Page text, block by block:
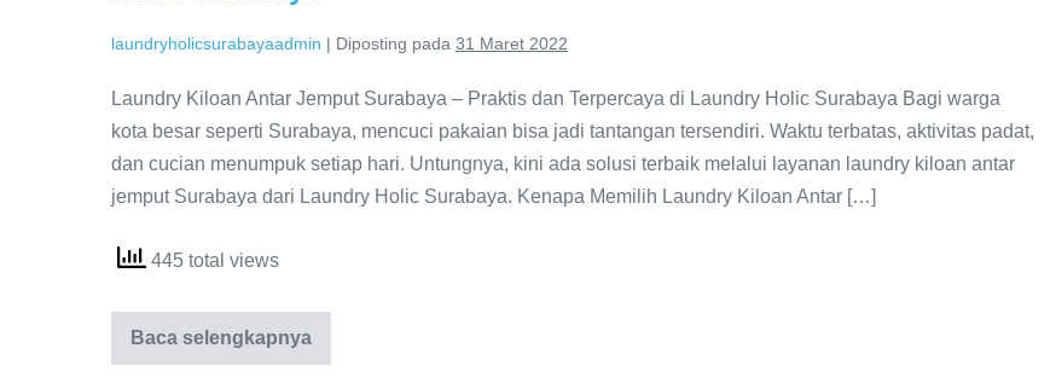
laundryholicsurabayaadmin | Diposting pada 31 Maret 2022
Laundry Kiloan Antar Jemput Surabaya – Praktis dan Terpercaya di Laundry Holic Surabaya Bagi warga
kota besar seperti Surabaya, mencuci pakaian bisa jadi tantangan tersendiri. Waktu terbatas, aktivitas padat,
dan cucian menumpuk setiap hari. Untungnya, kini ada solusi terbaik melalui layanan laundry kiloan antar
jemput Surabaya dari Laundry Holic Surabaya. Kenapa Memilih Laundry Kiloan Antar […]
445 total views
Baca selengkapnya